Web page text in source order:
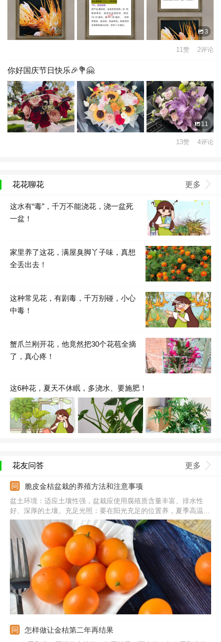
3
11赞 2评论
你好国庆节日快乐🎉💐🤗
11
13赞 4评论
花花聊花 更多
这水有“毒”，千万不能浇花，浇一盆死
一盆！
家里养了这花，满屋臭脚丫子味，真想
全丢出去！
这种常见花，有剧毒，千万别碰，小心
中毒！
蟹爪兰刚开花，他竟然把30个花苞全摘
了，真心疼！
这6种花，夏天不休眠，多浇水、要施肥！
花友问答 更多
脆皮金桔盆栽的养殖方法和注意事项
盆土环境：适应土壤性强，盆栽应使用腐殖质含量丰富、排水性
好、深厚的土壤。充足光照：要在阳光充足的位置养，夏季高温天
气需在凉爽处养。补充水分：保持盆土处于微微湿润状，忌积水产
生，水分过量易烂根。注意事项：换盆的话可在春季进行，并在换
盆时剪掉生长不良的根系。
怎样做让金桔第二年再结果